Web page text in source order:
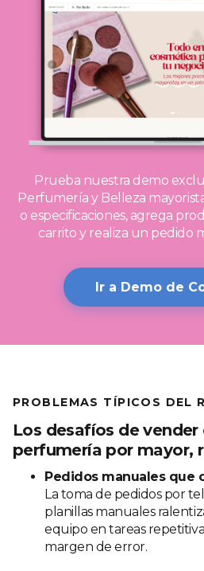
Prueba nuestra demo
Perfumería y Belleza
o especificaciones, agrega
carrito y realiza un pedido
Ir a Demo de
PROBLEMAS TÍPICOS DEL
Los desafíos de
perfumería por mayor,
Pedidos manuales que
La toma de pedidos por
planillas manuales
equipo en tareas
margen de error.